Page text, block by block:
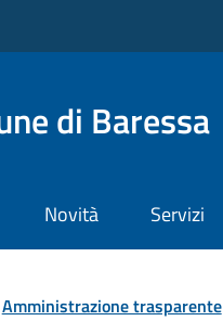
di Baressa
Novità Servizi
Amministrazione trasparente